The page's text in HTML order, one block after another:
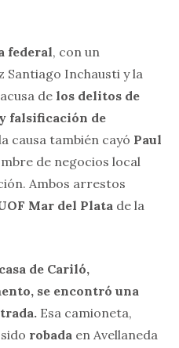
federal, con un
Santiago Inchausti y la
de los delitos de
falsificación de
causa también cayó Paul
de negocios local
Ambos arrestos
Mar del Plata de la
de Cariló,
se encontró una
Esa camioneta,
robada en Avellaneda